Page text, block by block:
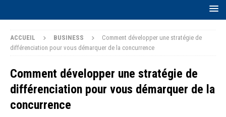
ACCUEIL BUSINESS
Comment développer une stratégie de
différenciation pour vous démarquer de la concurrence
Comment développer une stratégie de
différenciation pour vous démarquer de la
concurrence